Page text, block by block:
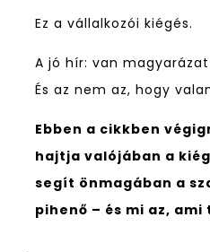
Ez a vállalkozói kiégés.
A jó hír: van
És az nem az, hogy
Ebben a cikkben
hajtja valójában a
segít önmagában a
pihenő – és mi az,